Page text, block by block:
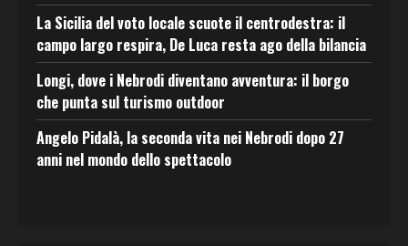
La Sicilia del voto locale scuote il centrodestra: il
campo largo respira, De Luca resta ago della bilancia
Longi, dove i Nebrodi diventano avventura: il borgo
che punta sul turismo outdoor
Angelo Pidalà, la seconda vita nei Nebrodi dopo 27
anni nel mondo dello spettacolo